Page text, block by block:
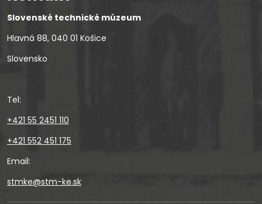
Slovenské technické múzeum
Hlavná 88, 040 01 Košice
Slovensko
Tel:
+421 55 2451 110
+421 552 451 175
Email:
stmke@stm-ke.sk